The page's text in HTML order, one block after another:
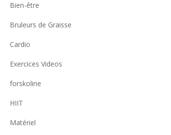
Bien-être
Bruleurs de Graisse
Cardio
Exercices Videos
forskoline
HIIT
Matériel